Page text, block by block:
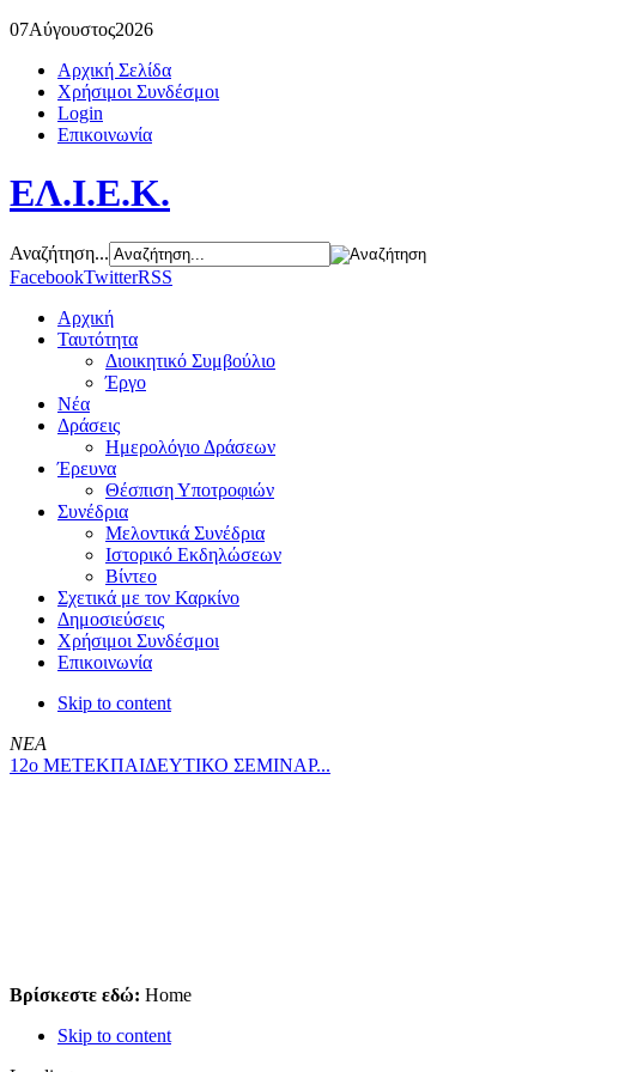
07Αύγουστος2026
Αρχική Σελίδα
Χρήσιμοι Συνδέσμοι
Login
Επικοινωνία
ΕΛ.Ι.Ε.Κ.
Αναζήτηση...
FacebookTwitterRSS
Αρχική
Ταυτότητα
Διοικητικό Συμβούλιο
Έργο
Νέα
Δράσεις
Ημερολόγιο Δράσεων
Έρευνα
Θέσπιση Υποτροφιών
Συνέδρια
Μελοντικά Συνέδρια
Ιστορικό Εκδηλώσεων
Βίντεο
Σχετικά με τον Καρκίνο
Δημοσιεύσεις
Χρήσιμοι Συνδέσμοι
Επικοινωνία
Skip to content
ΝΕΑ
12ο ΜΕΤΕΚΠΑΙΔΕΥΤΙΚΟ ΣΕΜΙΝΑΡ...
Βρίσκεστε εδώ: Home
Skip to content